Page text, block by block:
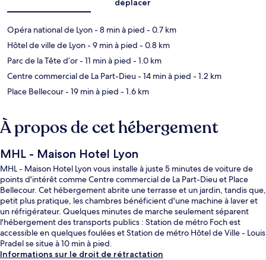
déplacer
Opéra national de Lyon- 8 min à pied - 0.7 km
Hôtel de ville de Lyon- 9 min à pied - 0.8 km
Parc de la Tête d’or- 11 min à pied - 1.0 km
Centre commercial de La Part-Dieu- 14 min à pied - 1.2 km
Place Bellecour- 19 min à pied - 1.6 km
À propos de cet hébergement
MHL - Maison Hotel Lyon
MHL - Maison Hotel Lyon vous installe à juste 5 minutes de voiture de
points d'intérêt comme Centre commercial de La Part-Dieu et Place
Bellecour. Cet hébergement abrite une terrasse et un jardin, tandis que,
petit plus pratique, les chambres bénéficient d'une machine à laver et
un réfrigérateur. Quelques minutes de marche seulement séparent
l'hébergement des transports publics : Station de métro Foch est
accessible en quelques foulées et Station de métro Hôtel de Ville - Louis
Pradel se situe à 10 min à pied.
Informations sur le droit de rétractation